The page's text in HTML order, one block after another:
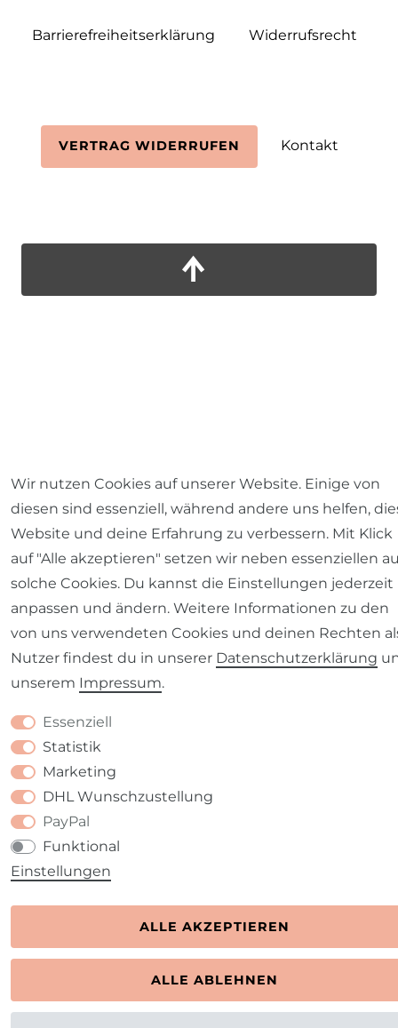
Barrierefreiheitserklärung Widerrufs­recht
VERTRAG WIDERRUFEN Kontakt
Wir nutzen Cookies auf unserer Website. Einige von
diesen sind essenziell, während andere uns helfen,
Website und deine Erfahrung zu verbessern. Mit Klick
auf "Alle akzeptieren" setzen wir neben essenziellen
solche Cookies. Du kannst die Einstellungen jederzeit
anpassen und ändern. Weitere Informationen zu den
von uns verwendeten Cookies und deinen Rechten
Nutzer findest du in unserer Daten­schutz­erklärung
unserem Impressum.
Essenziell
Statistik
Marketing
DHL Wunschzustellung
PayPal
Funktional
Einstellungen
ALLE AKZEPTIEREN
ALLE ABLEHNEN